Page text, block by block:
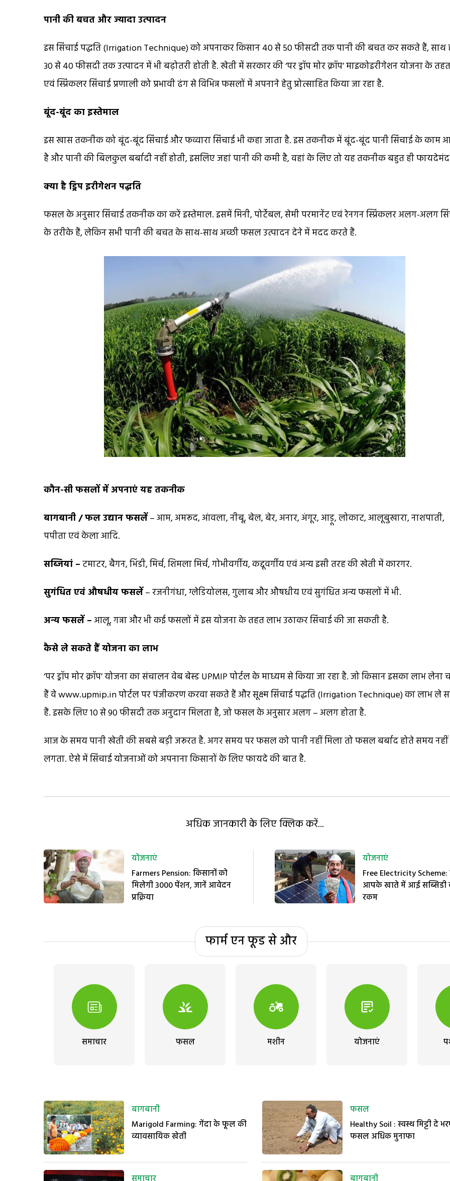
पानी की बचत और ज्यादा उत्पादन
इस सिंचाई पद्धति (Irrigation Technique) को अपनाकर किसान 40 से 50 फीसदी तक पानी की बचत कर सकते हैं, साथ
30 से 40 फीसदी तक उत्पादन में भी बढ़ोतरी होती है. खेती में सरकार की ‘पर ड्रॉप मोर क्रॉप’ माइकोइरीगेशन योजना के तहत
एवं स्प्रिंकलर सिंचाई प्रणाली को प्रभावी ढंग से विभिन्न फसलों में अपनाने हेतु प्रोत्साहित किया जा रहा है.
बूंद-बूंद का इस्तेमाल
इस खास तकनीक को बूंद-बूंद सिंचाई और फव्वारा सिंचाई भी कहा जाता है. इस तकनीक में बूंद-बूंद पानी सिंचाई के काम
है और पानी की बिलकुल बर्बादी नहीं होती, इसलिए जहां पानी की कमी है, वहां के लिए तो यह तकनीक बहुत ही
क्या है ड्रिप इरीगेशन पद्धति
फसल के अनुसार सिंचाई तकनीक का करें इस्तेमाल. इसमें मिनी, पोर्टेबल, सेमी परमानेंट एवं रेनगन स्प्रिंकलर अलग-अलग
के तरीके हैं, लेकिन सभी पानी की बचत के साथ-साथ अच्छी फसल उत्पादन देने में मदद करते हैं.
कौन-सी फसलों में अपनाएं यह तकनीक
बागबानी / फल उद्यान फसलें– आम, अमरूद, आंवला, नीबू, बेल, बेर, अनार, अंगूर, आड़ू, लोकाट, आलूबुखारा, नाशपाती,
पपीता एवं केला आदि.
सब्जियां –टमाटर, बैगन, भिंडी, मिर्च, शिमला मिर्च, गोभीवर्गीय, कद्दूवर्गीय एवं अन्य इसी तरह की खेती में कारगर.
सुगंधित एवं औषधीय फसलें– रजनीगंधा, ग्लेडियोलस, गुलाब और औषधीय एवं सुगंधित अन्य फसलों में भी.
अन्य फसलें –आलू, गन्ना और भी कई फसलों में इस योजना के तहत लाभ उठाकर सिंचाई की जा सकती है.
कैसे ले सकते हैं योजना का लाभ
‘पर ड्रॉप मोर क्रॉप’ योजना का संचालन वेब बेस्ड UPMIP पोर्टल के माध्यम से किया जा रहा है. जो किसान इसका लाभ लेना
हैं वे www.upmip.in पोर्टल पर पंजीकरण करवा सकते हैं और सूक्ष्म सिंचाई पद्धति (Irrigation Technique) का लाभ ले
हैं. इसके लिए 10 से 90 फीसदी तक अनुदान मिलता है, जो फसल के अनुसार अलग – अलग होता है.
आज के समय पानी खेती की सबसे बड़ी जरूरत है. अगर समय पर फसल को पानी नहीं मिला तो फसल बर्बाद होते समय नहीं
लगता. ऐसे में सिंचाई योजनाओं को अपनाना किसानों के लिए फायदे की बात है.
अधिक जानकारी के लिए क्लिक करें...
योजनाएं
Farmers Pension: किसानों को
मिलेगी 3000 पेंशन, जानें आवेदन
प्रक्रिया
योजनाएं
Free Electricity Scheme:
आपके खाते में आई सब्सिडी
रकम
फार्म एन फूड से और
समाचार फसल मशीन योजनाएं
बागबानी
Marigold Farming: गेंदा के फूल की
व्यावसायिक खेती
फसल
Healthy Soil : स्वस्थ मिट्टी दे
फसल अधिक मुनाफा